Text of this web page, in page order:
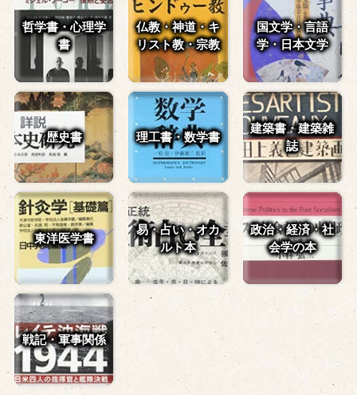
哲学書・心理学
書
仏教・神道・キ
リスト教・宗教
国文学・言語
学・日本文学
歴史書 理工書・数学書
建築書・建築雑
誌
東洋医学書
易・占い・オカ
ルト本
政治・経済・社
会学の本
戦記・軍事関係